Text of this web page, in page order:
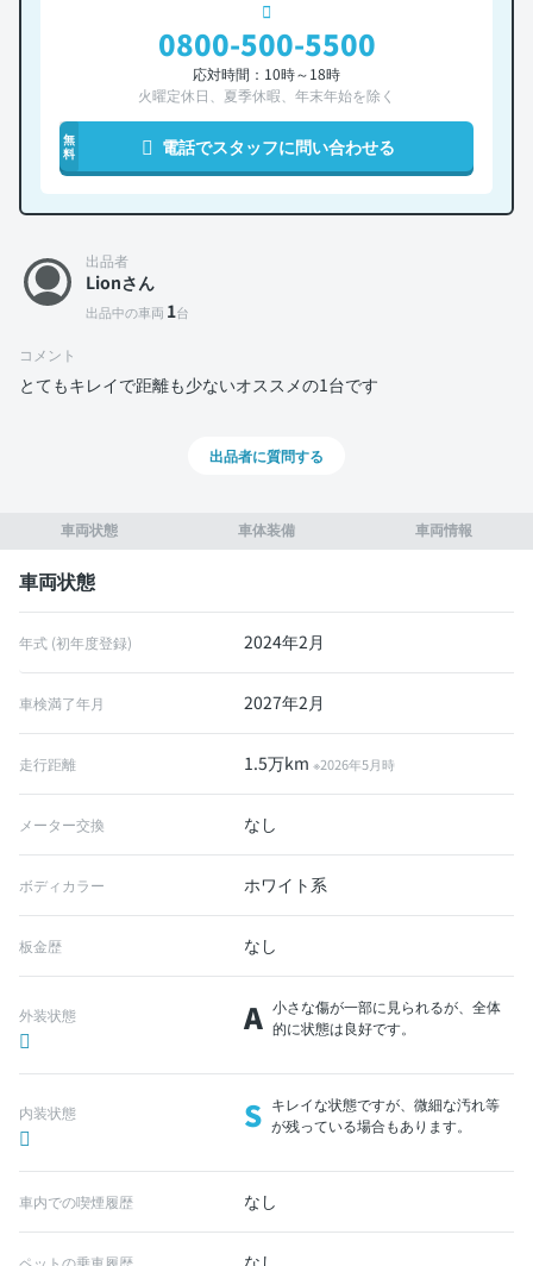
0800-500-5500
応対時間：10時～18時
火曜定休日、夏季休暇、年末年始を除く
無
料
電話でスタッフに問い合わせる
車両状態 車体装備 車両情報
車両状態
年式 (初年度登録) 2024年2月
車検満了年月 2027年2月
走行距離 1.5万km※2026年5月時
メーター交換 なし
ボディカラー ホワイト系
板金歴 なし
外装状態 A 小さな傷が一部に見られるが、全体
的に状態は良好です。
内装状態 S キレイな状態ですが、微細な汚れ等
が残っている場合もあります。
車内での喫煙履歴 なし
ペットの乗車履歴 なし
出品者
Lionさん
出品中の車両 1台
コメント
とてもキレイで距離も少ないオススメの1台です
出品者に質問する